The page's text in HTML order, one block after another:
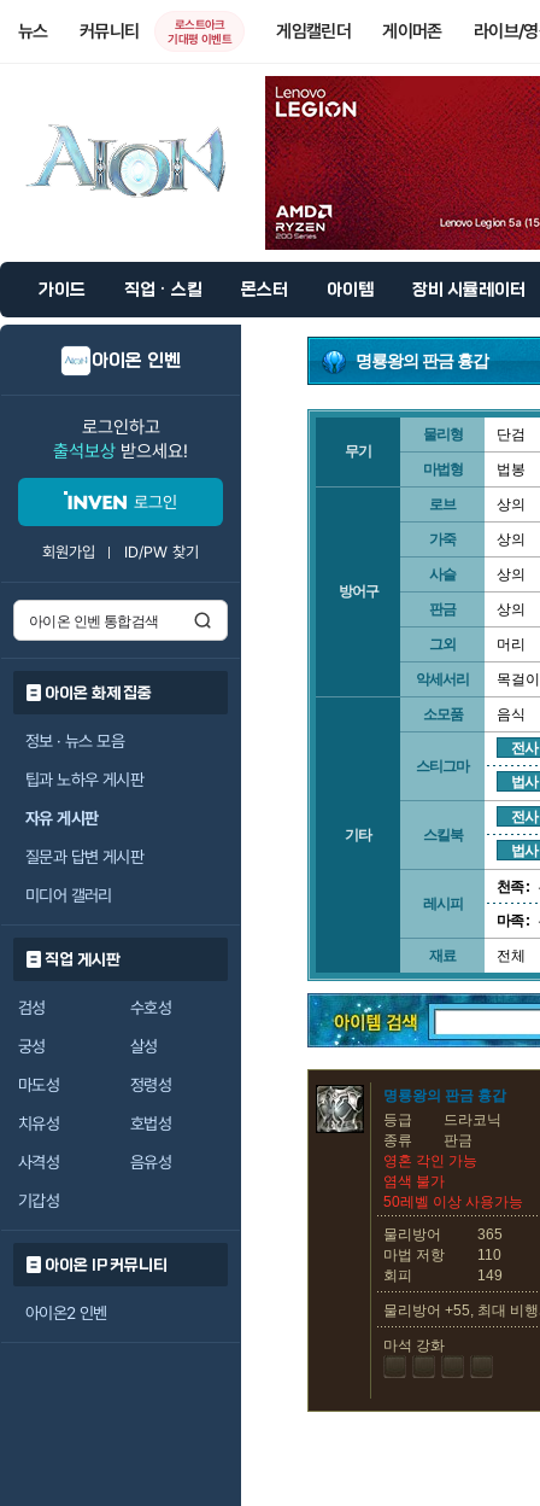
뉴스 커뮤니티
로스트아크
기대평 이벤트
게임캘린더 게이머존 라이브/
가이드 직업 · 스킬 몬스터 아이템 장비 시뮬레이터
아이온 인벤
로그인하고
출석보상 받으세요!
로그인
회원가입 ID/PW 찾기
아이온 화제 집중
정보 · 뉴스 모음
팁과 노하우 게시판
자유 게시판
질문과 답변 게시판
미디어 갤러리
직업 게시판
검성
수호성
궁성
살성
마도성
정령성
치유성
호법성
사격성
음유성
기갑성
아이온 IP 커뮤니티
아이온2 인벤
명룡왕의 판금 흉갑
무기
물리형 단검
마법형 법봉
방어구
로브 상의
가죽 상의
사슬 상의
판금 상의
그외 머리
악세서리 목걸이
기타
소모품 음식
스티그마
전사
법사
스킬북
전사
법사
레시피
천족 :
마족 :
재료 전체
명룡왕의 판금 흉갑
등급
드라코닉
종류
판금
영혼 각인 가능
염색 불가
50레벨 이상 사용가능
물리방어
365
마법 저항
110
회피
149
물리방어 +55, 최대 비
마석 강화